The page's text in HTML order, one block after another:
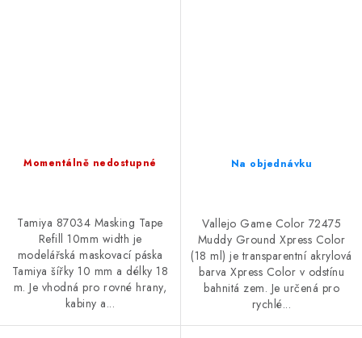
Momentálně nedostupné
Tamiya 87034 Masking Tape
Refill 10mm width je
modelářská maskovací páska
Tamiya šířky 10 mm a délky 18
m. Je vhodná pro rovné hrany,
kabiny a...
Na objednávku
Vallejo Game Color 72475
Muddy Ground Xpress Color
(18 ml) je transparentní akrylová
barva Xpress Color v odstínu
bahnitá zem. Je určená pro
rychlé...